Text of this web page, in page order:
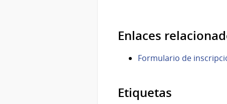
Enlaces
Formulario de
Etiquetas